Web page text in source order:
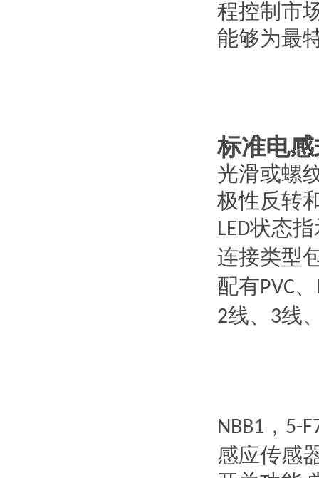
程控制市
能够为最
标准电
光滑或螺
极性反转
LED状态指
连接类型
配有PVC、
2线、 3线
NBB1 ， 5-
感应传感